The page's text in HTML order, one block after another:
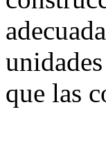
que las